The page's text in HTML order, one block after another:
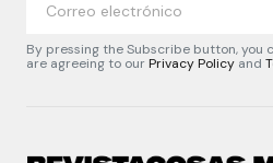
By pressing the Subscribe button, you
are agreeing to ourPrivacy Policy and